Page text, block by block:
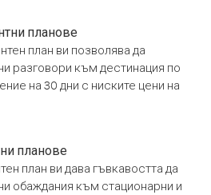
планове
план ви позволява да
разговори към дестинация по
на 30 дни с ниските цени на
планове
план ви дава гъвкавостта да
обаждания към стационарни и